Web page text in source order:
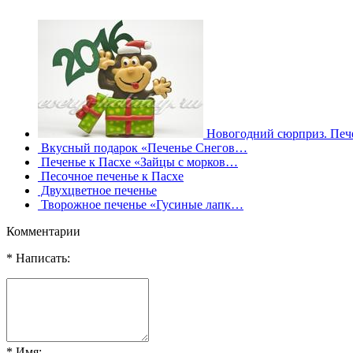
Новогодний сюрприз.
Вкусный подарок «Печенье Снегов…
Печенье к Пасхе «Зайцы с морков…
Песочное печенье к Пасхе
Двухцветное печенье
Творожное печенье «Гусиные лапк…
Комментарии
* Написать: